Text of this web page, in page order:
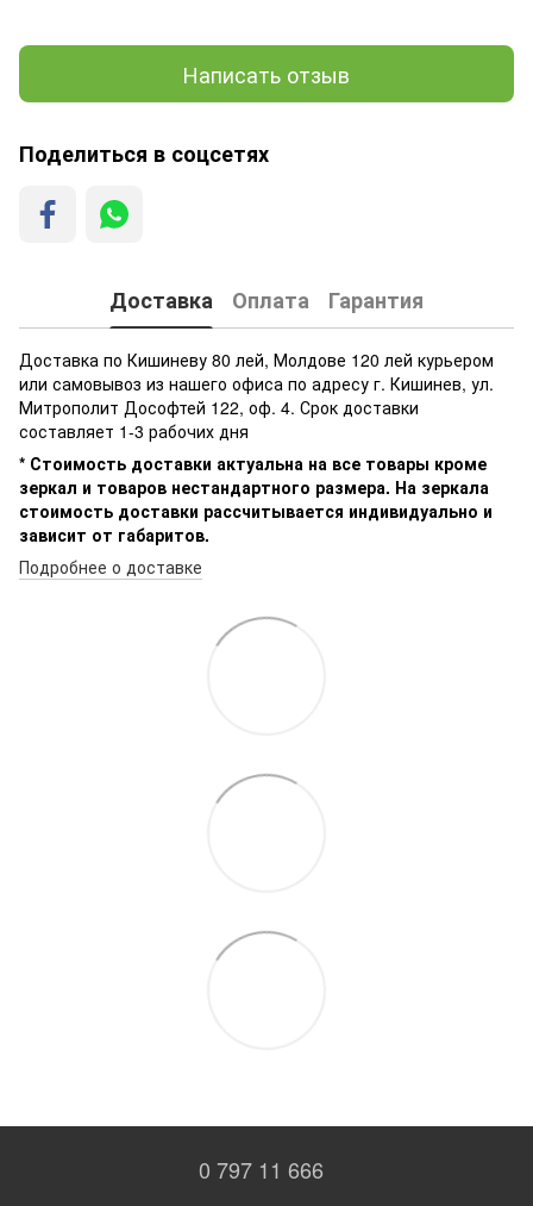
Написать отзыв
Поделиться в соцсетях
Доставка Оплата Гарантия
Доставка по Кишиневу 80 лей, Молдове 120 лей курьером
или самовывоз из нашего офиса по адресу г. Кишинев, ул.
Митрополит Дософтей 122, оф. 4. Срок доставки
составляет 1-3 рабочих дня
* Стоимость доставки актуальна на все товары кроме
зеркал и товаров нестандартного размера. На зеркала
стоимость доставки рассчитывается индивидуально и
зависит от габаритов.
Подробнее о доставке
0 797 11 666